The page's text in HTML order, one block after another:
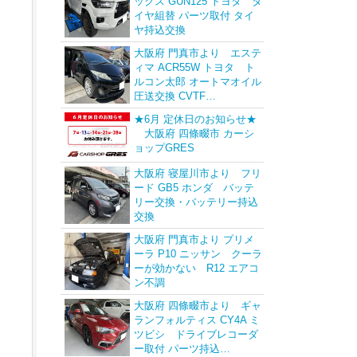
イヤ組替 パーツ取付 タイ
ヤ持込交換
大阪府 門真市より エステ
ィマ ACR55W トヨタ ト
ルコン太郎 オートマオイル
圧送交換 CVTF…
★6月 定休日のお知らせ★
大阪府 四條畷市 カーシ
ョップGRES
大阪府 寝屋川市より フリ
ード GB5 ホンダ バッテ
リー交換・バッテリー持込
交換
大阪府 門真市より プリメ
ーラ P10 ニッサン クーラ
ーが効かない R12 エアコ
ン不調
大阪府 四條畷市より ギャ
ランフォルティス CY4A ミ
ツビシ ドライブレコーダ
ー取付 パーツ持込…